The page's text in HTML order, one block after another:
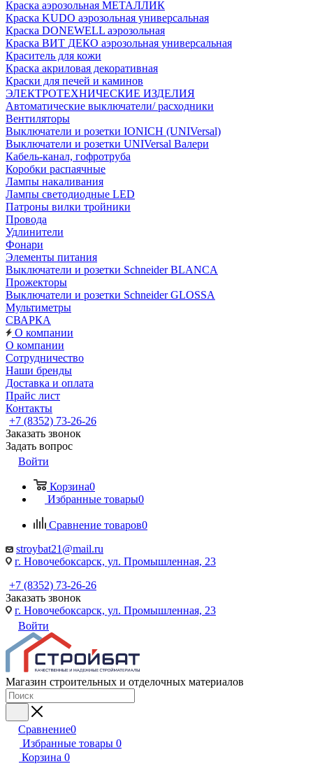
Краска аэрозольная МЕТАЛЛИК
Краска KUDO аэрозольная универсальная
Краска DONEWELL аэрозольная
Краска ВИТ ДЕКО аэрозольная универсальная
Краситель для кожи
Краска акриловая декоративная
Краски для печей и каминов
ЭЛЕКТРОТЕХНИЧЕСКИЕ ИЗДЕЛИЯ
Автоматические выключатели/ расходники
Вентиляторы
Выключатели и розетки IONICH (UNIVersal)
Выключатели и розетки UNIVersal Валери
Кабель-канал, гофротруба
Коробки распаячные
Лампы накаливания
Лампы светодиодные LED
Патроны вилки тройники
Провода
Удлинители
Фонари
Элементы питания
Выключатели и розетки Schneider BLANCA
Прожекторы
Выключатели и розетки Schneider GLOSSA
Мультиметры
СВАРКА
О компании
О компании
Сотрудничество
Наши бренды
Доставка и оплата
Прайс лист
Контакты
+7 (8352) 73-26-26
Заказать звонок
Задать вопрос
Войти
Корзина0
Избранные товары0
Сравнение товаров0
stroybat21@mail.ru
г. Новочебоксарск, ул. Промышленная, 23
+7 (8352) 73-26-26
Заказать звонок
г. Новочебоксарск, ул. Промышленная, 23
Войти
Магазин строительных и отделочных материалов
Сравнение0
Избранные товары 0
Корзина 0